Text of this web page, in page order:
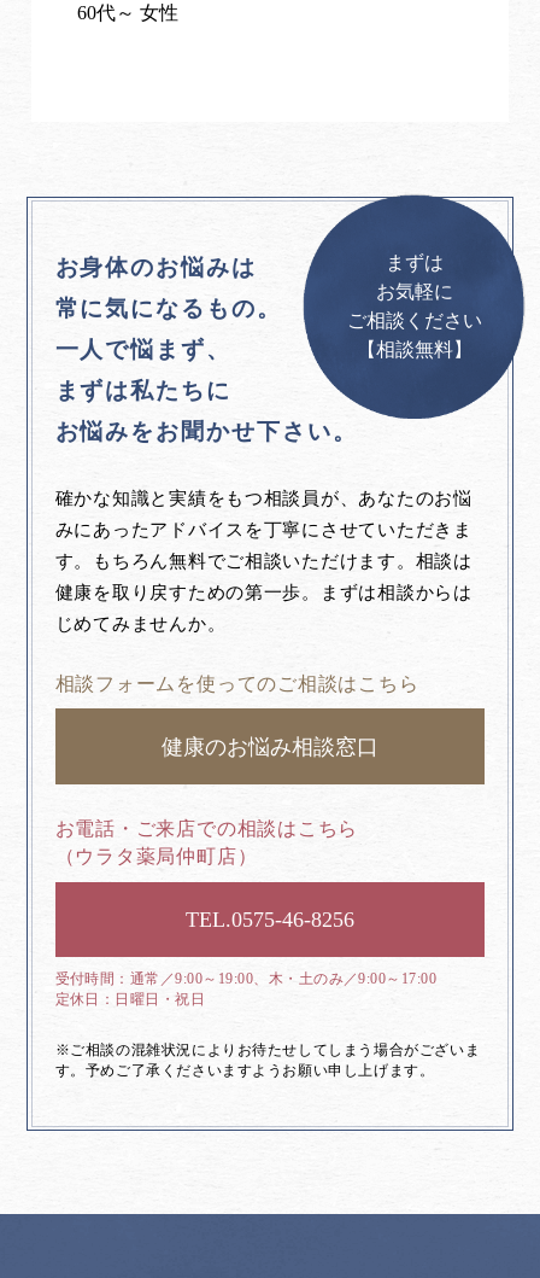
60代～ 女性
お身体のお悩みは
常に気になるもの。
一人で悩まず、
まずは私たちに
お悩みをお聞かせ下さい。
確かな知識と実績をもつ相談員が、あなたのお悩
みにあったアドバイスを丁寧にさせていただきま
す。もちろん無料でご相談いただけます。相談は
健康を取り戻すための第一歩。まずは相談からは
じめてみませんか。
相談フォームを使ってのご相談はこちら
健康のお悩み相談窓口
お電話・ご来店での相談はこちら
（ウラタ薬局仲町店）
0575-46-8256
通常／9:00～19:00、木・土のみ／9:00～17:00
日曜日・祝日
※ご相談の混雑状況によりお待たせしてしまう場合がございま
す。予めご了承くださいますようお願い申し上げます。
まずは
お気軽に
ご相談ください
【相談無料】